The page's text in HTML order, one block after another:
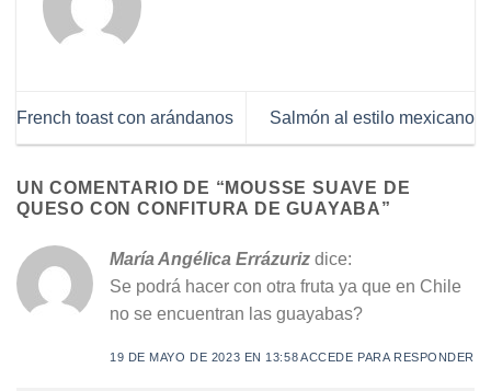
French toast con arándanos Salmón al estilo mexicano
UN COMENTARIO DE “ MOUSSE SUAVE DE
QUESO CON CONFITURA DE GUAYABA”
María Angélica Errázuriz dice:
Se podrá hacer con otra fruta ya que en Chile
no se encuentran las guayabas?
19 DE MAYO DE 2023 EN 13:58ACCEDE PARA RESPONDER